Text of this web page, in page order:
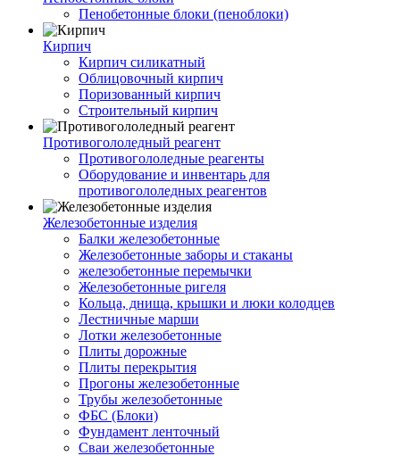
Пенобетонные блоки (пеноблоки)
Кирпич
Кирпич силикатный
Облицовочный кирпич
Поризованный кирпич
Строительный кирпич
Противогололедный реагент
Противогололедные реагенты
Оборудование и инвентарь для
противогололедных реагентов
Железобетонные изделия
Балки железобетонные
Железобетонные заборы и стаканы
железобетонные перемычки
Железобетонные ригеля
Кольца, днища, крышки и люки колодцев
Лестничные марши
Лотки железобетонные
Плиты дорожные
Плиты перекрытия
Прогоны железобетонные
Трубы железобетонные
ФБС (Блоки)
Фундамент ленточный
Сваи железобетонные